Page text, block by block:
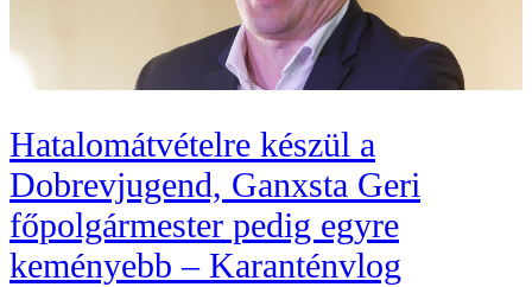
Hatalomátvételre készül a
Dobrevjugend, Ganxsta Geri
főpolgármester pedig egyre
keményebb – Karanténvlog